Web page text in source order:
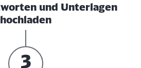
und Unterlagen
hochladen